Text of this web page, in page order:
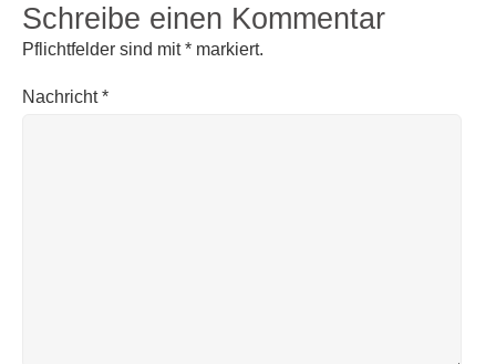
Schreibe einen Kommentar
Pflichtfelder sind mit* markiert.
Nachricht*